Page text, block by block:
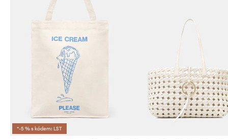
*-5 % s kódem: LST